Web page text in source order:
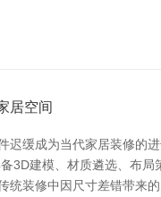
居空间
迟缓成为当代家居装修的
3D建模、材质遴选、布
统装修中因尺寸差错带来